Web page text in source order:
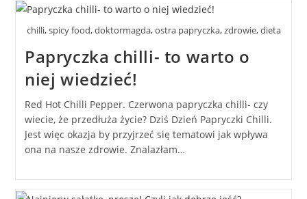
chilli, spicy food, doktormagda, ostra papryczka, zdrowie, dieta
Papryczka chilli- to warto o
niej wiedzieć!
Red Hot Chilli Pepper. Czerwona papryczka chilli- czy
wiecie, że przedłuża życie? Dziś Dzień Papryczki Chilli.
Jest więc okazja by przyjrzeć się tematowi jak wpływa
ona na nasze zdrowie. Znalazłam…